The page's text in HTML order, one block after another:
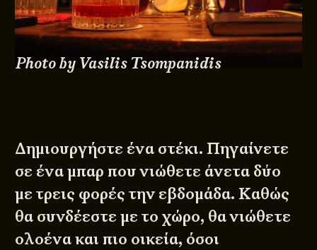
Photo by Vasilis Tsompanidis
Δημιουργήστε ένα στέκι. Πηγαίνετε
σε ένα μπαρ που νιώθετε άνετα δύο
με τρεις φορές την εβδομάδα. Καθώς
θα συνδέεστε με το χώρο, θα νιώθετε
ολοένα και πιο οικεία, όσοι